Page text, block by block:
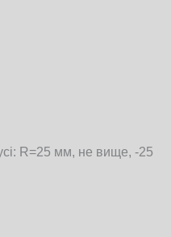
R=25 мм, не вище, -25